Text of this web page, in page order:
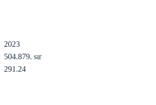
2023
504.879. sır
291.24